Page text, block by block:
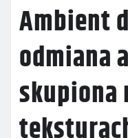
Ambient
odmiana
skupiona